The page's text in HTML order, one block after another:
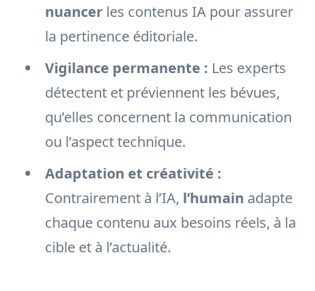
nuancer les contenus IA pour assurer
la pertinence éditoriale.
Vigilance permanente : Les experts
détectent et préviennent les bévues,
qu’elles concernent la communication
ou l’aspect technique.
Adaptation et créativité :
Contrairement à l’IA, l’humain adapte
chaque contenu aux besoins réels, à la
cible et à l’actualité.